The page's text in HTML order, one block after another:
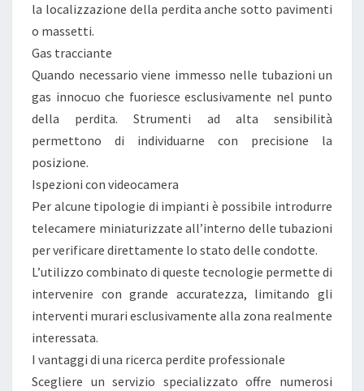
la localizzazione della perdita anche sotto pavimenti
o massetti.
Gas tracciante
Quando necessario viene immesso nelle tubazioni un
gas innocuo che fuoriesce esclusivamente nel punto
della perdita. Strumenti ad alta sensibilità
permettono di individuarne con precisione la
posizione.
Ispezioni con videocamera
Per alcune tipologie di impianti è possibile introdurre
telecamere miniaturizzate all’interno delle tubazioni
per verificare direttamente lo stato delle condotte.
L’utilizzo combinato di queste tecnologie permette di
intervenire con grande accuratezza, limitando gli
interventi murari esclusivamente alla zona realmente
interessata.
I vantaggi di una ricerca perdite professionale
Scegliere un servizio specializzato offre numerosi